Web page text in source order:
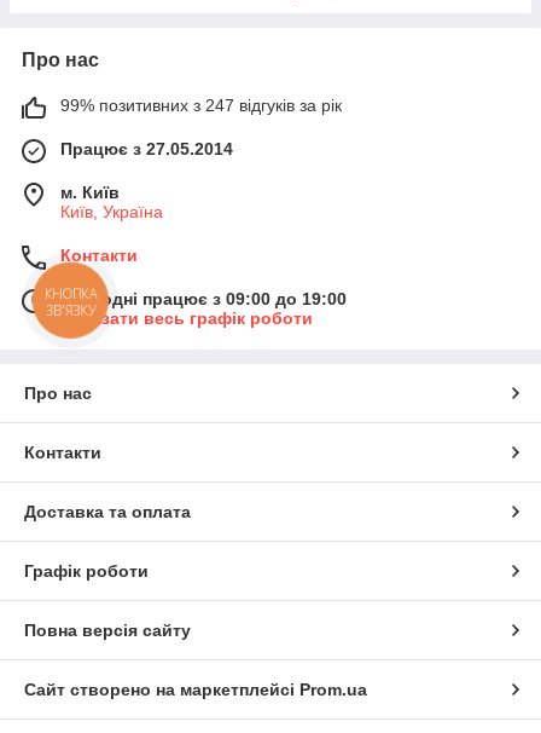
Про нас
99% позитивних з 247 відгуків за рік
Працює з 27.05.2014
м. Київ
Київ, Україна
Контакти
Сьогодні працює з 09:00 до 19:00
Показати весь графік роботи
Про нас
Контакти
Доставка та оплата
Графік роботи
Повна версія сайту
Сайт створено на маркетплейсі Prom.ua
КНОПКА
ЗВ'ЯЗКУ